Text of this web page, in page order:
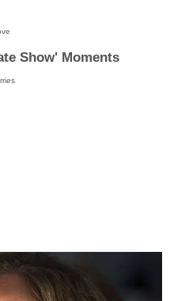
Show' Moments